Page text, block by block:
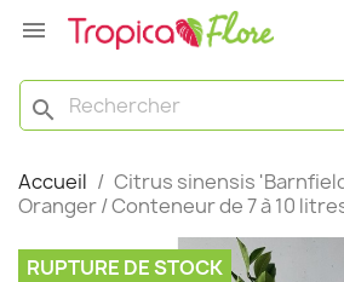

search
Accueil
Citrus sinensis
Oranger / Conteneur de 7 à 10
RUPTURE DE STOCK